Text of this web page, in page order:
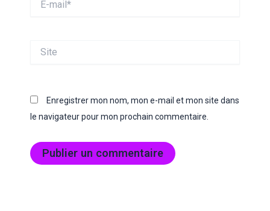
mail*
Enregistrer mon nom, mon e-mail et mon site dans
le navigateur pour mon prochain commentaire.